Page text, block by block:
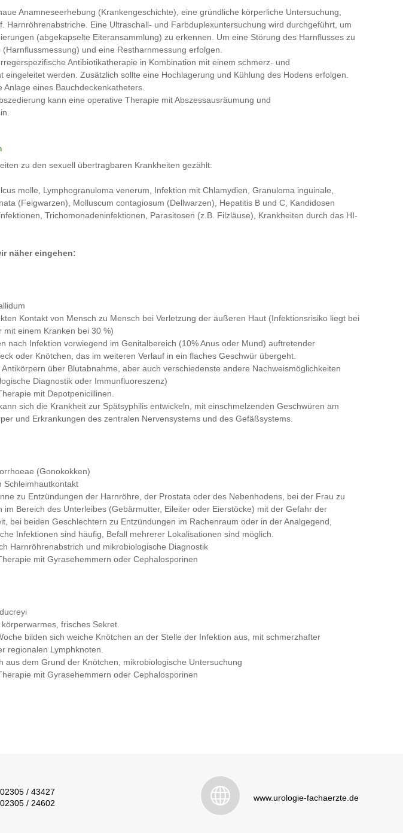
Anamneseerhebung (Krankengeschichte), eine gründliche körperliche Untersuchung,
Harnröhrenabstriche. Eine Ultraschall- und Farbduplexuntersuchung wird durchgeführt, um
(abgekapselte Eiteransammlung) zu erkennen. Um eine Störung des Harnflusses zu
und eine Restharnmessung erfolgen.
Antibiotikatherapie in Kombination mit einem schmerz- und
werden. Zusätzlich sollte eine Hochlagerung und Kühlung des Hodens erfolgen.
eines Bauchdeckenkatheters.
kann eine operative Therapie mit Abszessausräumung und
zu den sexuell übertragbaren Krankheiten gezählt:
molle, Lymphogranuloma venerum, Infektion mit Chlamydien, Granuloma inguinale,
(Feigwarzen), Molluscum contagiosum (Dellwarzen), Hepatitis B und C, Kandidosen
Trichomonadeninfektionen, Parasitosen (z.B. Filzläuse), Krankheiten durch das HI-
näher eingehen:
Kontakt von Mensch zu Mensch bei Verletzung der äußeren Haut (Infektionsrisiko liegt bei
mit einem Kranken bei 30 %)
nach Infektion vorwiegend im Genitalbereich (10% Anus oder Mund) auftretender
oder Knötchen, das im weiteren Verlauf in ein flaches Geschwür übergeht.
Antikörpern über Blutabnahme, aber auch verschiedenste andere Nachweismöglichkeiten
Diagnostik oder Immunfluoreszenz)
mit Depotpenicillinen.
sich die Krankheit zur Spätsyphilis entwickeln, mit einschmelzenden Geschwüren am
und Erkrankungen des zentralen Nervensystems und des Gefäßsystems.
(Gonokokken)
Schleimhautkontakt
zu Entzündungen der Harnröhre, der Prostata oder des Nebenhodens, bei der Frau zu
im Bereich des Unterleibes (Gebärmutter, Eileiter oder Eierstöcke) mit der Gefahr der
bei beiden Geschlechtern zu Entzündungen im Rachenraum oder in der Analgegend,
Infektionen sind häufig, Befall mehrerer Lokalisationen sind möglich.
Harnröhrenabstrich und mikrobiologische Diagnostik
mit Gyrasehemmern oder Cephalosporinen
frisches Sekret.
bilden sich weiche Knötchen an der Stelle der Infektion aus, mit schmerzhafter
regionalen Lymphknoten.
aus dem Grund der Knötchen, mikrobiologische Untersuchung
mit Gyrasehemmern oder Cephalosporinen
02305 / 43427
02305 / 24602
www.urologie-fachaerzte.de